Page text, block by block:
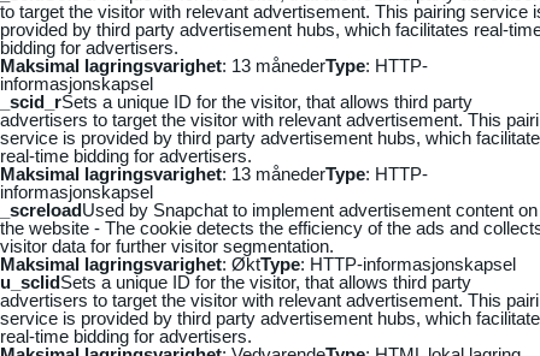
to target the visitor with relevant advertisement. This pairing service
provided by third party advertisement hubs, which facilitates real-
bidding for advertisers.
Maksimal lagringsvarighet: 13 månederType: HTTP-
informasjonskapsel
_scid_rSets a unique ID for the visitor, that allows third party
advertisers to target the visitor with relevant advertisement. This
service is provided by third party advertisement hubs, which
real-time bidding for advertisers.
Maksimal lagringsvarighet: 13 månederType: HTTP-
informasjonskapsel
_screloadUsed by Snapchat to implement advertisement content on
the website - The cookie detects the efficiency of the ads and
visitor data for further visitor segmentation.
Maksimal lagringsvarighet: ØktType: HTTP-informasjonskapsel
u_sclidSets a unique ID for the visitor, that allows third party
advertisers to target the visitor with relevant advertisement. This
service is provided by third party advertisement hubs, which
real-time bidding for advertisers.